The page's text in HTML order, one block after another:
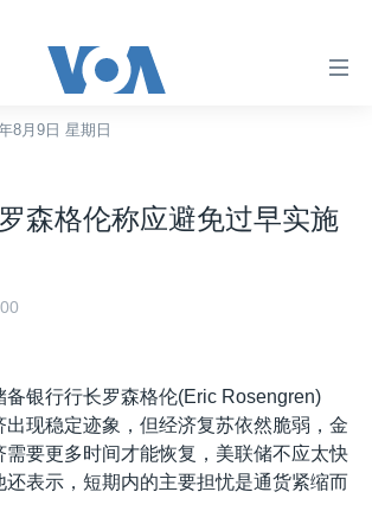
8月9日 星期日
森格伦称应避免过早实施
备银行行长罗森格伦(Eric Rosengren)
出现稳定迹象，但经济复苏依然脆弱，金
需要更多时间才能恢复，美联储不应太快
还表示，短期内的主要担忧是通货紧缩而